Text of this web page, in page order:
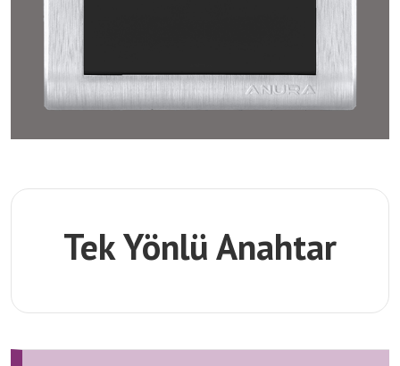
Tek Yönlü Anahtar